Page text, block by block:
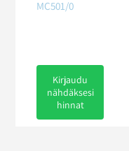
MC501/0
Kirjaudu
nähdäksesi
hinnat